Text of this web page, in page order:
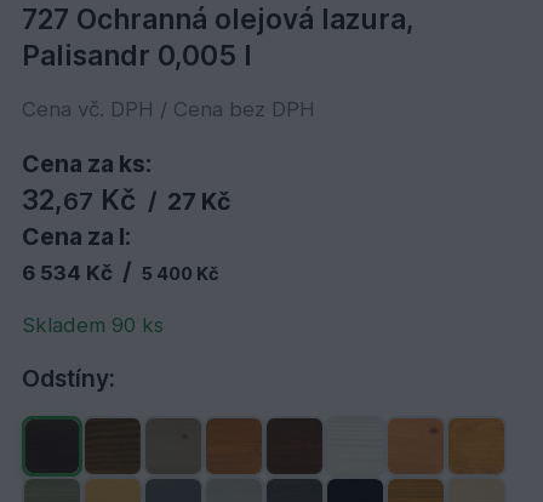
727 Ochranná olejová lazura,
Palisandr 0,005 l
Cena vč. DPH / Cena bez DPH
Cena za ks:
32,67 Kč / 27 Kč
Cena za l:
6 534 Kč / 5 400 Kč
Skladem 90 ks
Odstíny: